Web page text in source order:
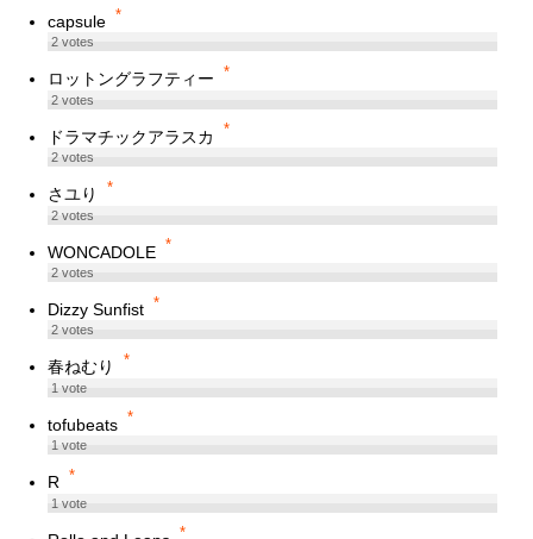
capsule *
2votes
ロットングラフティー *
2votes
ドラマチックアラスカ *
2votes
さユり *
2votes
WONCADOLE *
2votes
Dizzy Sunfist *
2votes
春ねむり *
1vote
tofubeats *
1vote
R *
1vote
*